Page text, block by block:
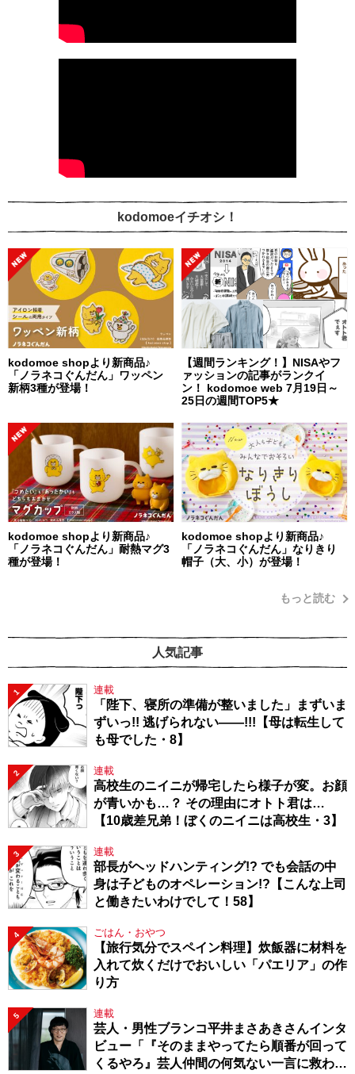
kodomoeイチオシ！
kodomoe shopより新商品♪
「ノラネコぐんだん」ワッペン
新柄3種が登場！
【週間ランキング！】NISAやフ
ァッションの記事がランクイ
ン！ kodomoe web 7月19日～
25日の週間TOP5★
kodomoe shopより新商品♪
「ノラネコぐんだん」耐熱マグ3
種が登場！
kodomoe shopより新商品♪
「ノラネコぐんだん」なりきり
帽子（大、小）が登場！
もっと読む
人気記事
1 連載
「陛下、寝所の準備が整いました」まずいま
ずいっ!! 逃げられない――!!!【母は転生して
も母でした・8】
2 連載
高校生のニイニが帰宅したら様子が変。お顔
が青いかも…？ その理由にオトト君は…
【10歳差兄弟！ぼくのニイニは高校生・3】
3 連載
部長がヘッドハンティング!? でも会話の中
身は子どものオペレーション!?【こんな上司
と働きたいわけでして！58】
4 ごはん・おやつ
【旅行気分でスペイン料理】炊飯器に材料を
入れて炊くだけでおいしい「パエリア」の作
り方
5 連載
芸人・男性ブランコ平井まさあきさんインタ
ビュー「『そのままやってたら順番が回って
くるやろ』芸人仲間の何気ない一言に救われ